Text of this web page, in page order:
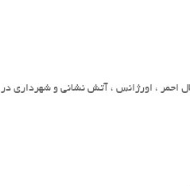
احمر ، اورژانس ، آتش نشانی و شهرداری در